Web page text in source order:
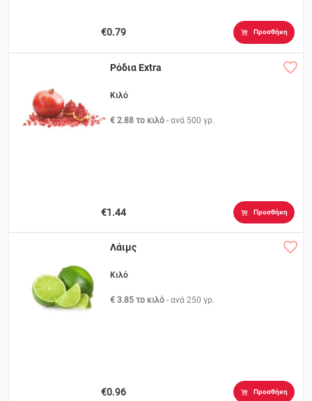
€0.79 Προσθήκη
Ρόδια Extra
Κιλό
€ 2.88 το κιλό - ανά 500 γρ.
€1.44 Προσθήκη
Λάιμς
Κιλό
€ 3.85 το κιλό - ανά250 γρ.
€0.96 Προσθήκη